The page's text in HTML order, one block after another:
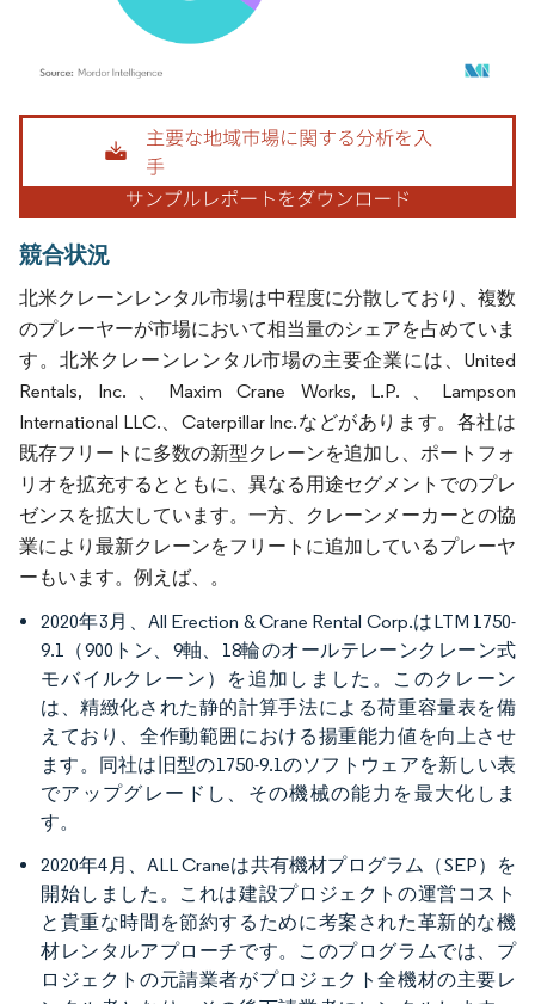
画像 © Mordor Intelligence。再利用にはCC BY 4.0の表示が必要です。
競合状況
北米クレーンレンタル市場は中程度に分散しており、複数
のプレーヤーが市場において相当量のシェアを占めていま
す。北米クレーンレンタル市場の主要企業には、United
Rentals, Inc.、Maxim Crane Works, L.P.、Lampson
International LLC.、Caterpillar Inc.などがあります。各社は
既存フリートに多数の新型クレーンを追加し、ポートフォ
リオを拡充するとともに、異なる用途セグメントでのプレ
ゼンスを拡大しています。一方、クレーンメーカーとの協
業により最新クレーンをフリートに追加しているプレーヤ
ーもいます。例えば、。
2020年3月、All Erection & Crane Rental Corp.はLTM 1750-
9.1（900トン、9軸、18輪のオールテレーンクレーン式
モバイルクレーン）を追加しました。このクレーン
は、精緻化された静的計算手法による荷重容量表を備
えており、全作動範囲における揚重能力値を向上させ
ます。同社は旧型の1750-9.1のソフトウェアを新しい表
でアップグレードし、その機械の能力を最大化しま
す。
2020年4月、ALL Craneは共有機材プログラム（SEP）を
開始しました。これは建設プロジェクトの運営コスト
と貴重な時間を節約するために考案された革新的な機
材レンタルアプローチです。このプログラムでは、プ
ロジェクトの元請業者がプロジェクト全機材の主要レ